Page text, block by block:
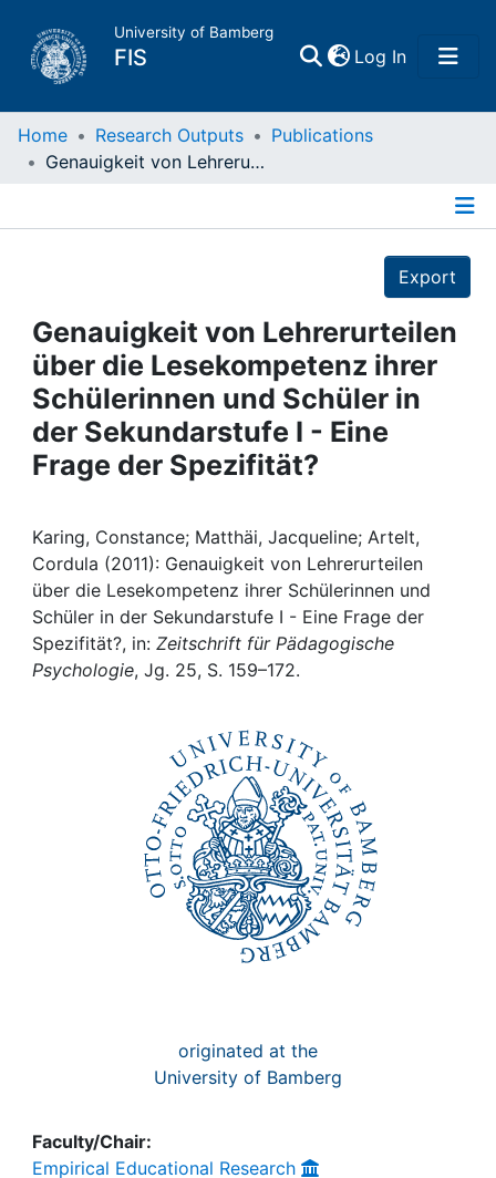
University of Bamberg
FIS Log In(current)
Home
Projects
People
Institutions
My FIS
Help
Home Research Outputs
Publications
Genauigkeit von Lehrerurteilen über die Lesekompetenz ihrer Schülerinnen und Schüler in der Sekundarstufe I - Eine Frage der Spezifität?
Export
Genauigkeit von Lehrerurteilen
über die Lesekompetenz ihrer
Schülerinnen und Schüler in
der Sekundarstufe I - Eine
Frage der Spezifität?
Karing, Constance; Matthäi, Jacqueline; Artelt,
Cordula (2011): Genauigkeit von Lehrerurteilen
über die Lesekompetenz ihrer Schülerinnen und
Schüler in der Sekundarstufe I - Eine Frage der
Spezifität?, in: Zeitschrift für Pädagogische
Psychologie, Jg. 25, S. 159–172.
originated at the
University of Bamberg
Faculty/Chair:
Empirical Educational Research